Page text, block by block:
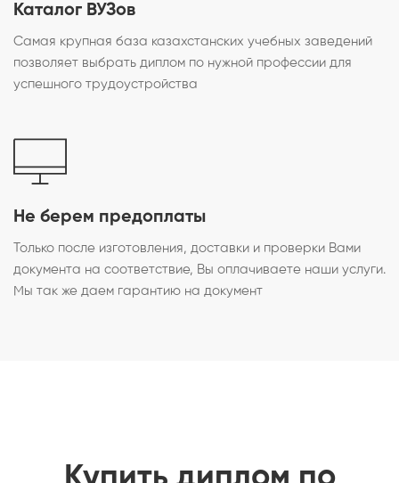
Каталог ВУЗов
Самая крупная база казахстанских учебных заведений
позволяет выбрать диплом по нужной профессии для
успешного трудоустройства
Не берем предоплаты
Только после изготовления, доставки и проверки Вами
документа на соответствие, Вы оплачиваете наши услуги.
Мы так же даем гарантию на документ